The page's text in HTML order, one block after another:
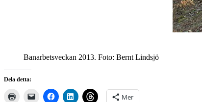
Banarbetsveckan 2013. Foto: Bernt Lindsjö
Dela detta:
Mer